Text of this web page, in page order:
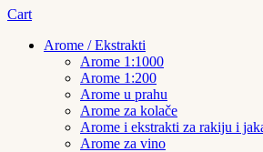
Cart
Arome / Ekstrakti
Arome 1:1000
Arome 1:200
Arome u prahu
Arome za kolače
Arome i ekstrakti za rakiju i
Arome za vino